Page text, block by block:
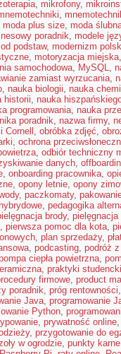
, mikrofony,
,
moda plus size, moda
poradnik, modele
podstaw, modernizm
, motoryzacja miejska
samochodowa, MySQL,
zamiast wyrzucania,
, nauka biologii, nauka
historii, nauka
programowania, nauka
poradnik, nazwa firmy,
Cornell , obróbka zdjęć,
, ochrona
, odbiór techniczny
danych,
, onboarding pracownika,
, opony letnie, opony
, paczkomaty,
, pedagogika
brody, pielęgnacja
, pierwsza pomoc dla kota,
, plan sprzedaży,
, podcasting, podróż
ciepła powietrzna,
, praktyki
firmowe, product
poradnik, próg rentowności
Java, programowanie
Python,
, prywatność online
, przygotowanie do
w ogrodzie, punkty karne